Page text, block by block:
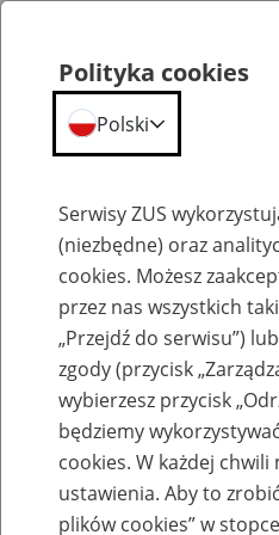
Emerytury
Baza
przekształconych
Polityka cookies
Polski
Serwisy ZUS
(niezbędne) oraz
cookies. Możesz
przez nas wszystkich
„Przejdź do serwisu”)
zgody (przycisk
wybierzesz przycisk
będziemy
cookies. W każdej
ustawienia. Aby to
plików cookies” w